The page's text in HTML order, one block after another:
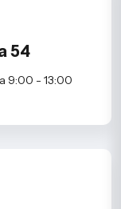
54
9:00 - 13:00